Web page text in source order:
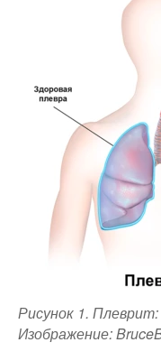
Рисунок 1. Плеврит:
Изображение: